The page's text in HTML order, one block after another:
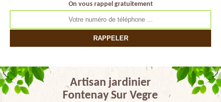
On vous rappel gratuitement
Artisan jardinier
Fontenay Sur Vegre